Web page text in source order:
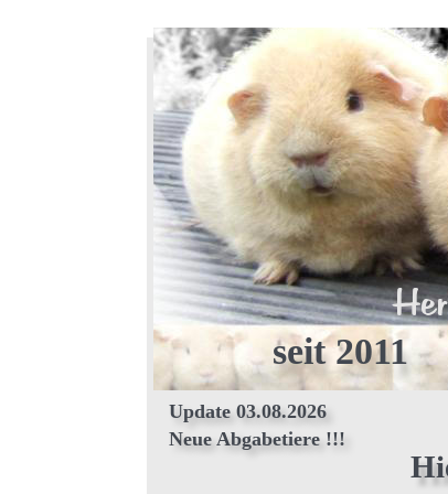
Update 03.08.2026
Neue Abgabetiere !!!
seit 2011